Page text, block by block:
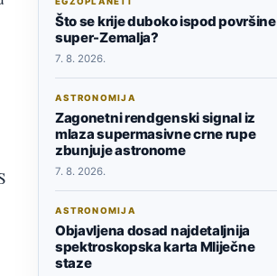
Što se krije duboko ispod površine
super-Zemalja?
7. 8. 2026.
ASTRONOMIJA
Zagonetni rendgenski signal iz
mlaza supermasivne crne rupe
zbunjuje astronome
7. 8. 2026.
ASTRONOMIJA
Objavljena dosad najdetaljnija
spektroskopska karta Mliječne
staze